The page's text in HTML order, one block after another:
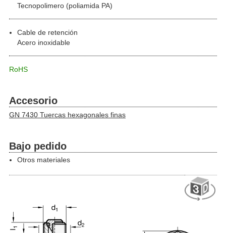
Tecnopolimero (poliamida PA)
Cable de retención
Acero inoxidable
RoHS
Accesorio
GN 7430 Tuercas hexagonales finas
Bajo pedido
Otros materiales